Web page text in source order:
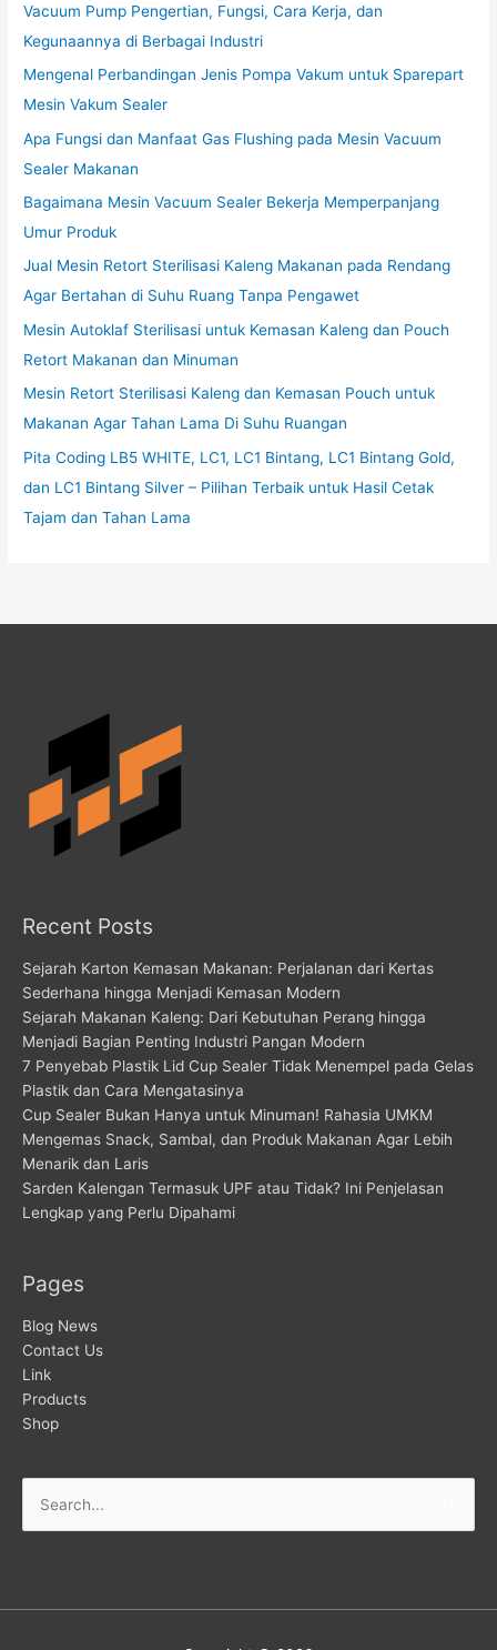
Vacuum Pump Pengertian, Fungsi, Cara Kerja, dan
Kegunaannya di Berbagai Industri
Mengenal Perbandingan Jenis Pompa Vakum untuk Sparepart
Mesin Vakum Sealer
Apa Fungsi dan Manfaat Gas Flushing pada Mesin Vacuum
Sealer Makanan
Bagaimana Mesin Vacuum Sealer Bekerja Memperpanjang
Umur Produk
Jual Mesin Retort Sterilisasi Kaleng Makanan pada Rendang
Agar Bertahan di Suhu Ruang Tanpa Pengawet
Mesin Autoklaf Sterilisasi untuk Kemasan Kaleng dan Pouch
Retort Makanan dan Minuman
Mesin Retort Sterilisasi Kaleng dan Kemasan Pouch untuk
Makanan Agar Tahan Lama Di Suhu Ruangan
Pita Coding LB5 WHITE, LC1, LC1 Bintang, LC1 Bintang Gold,
dan LC1 Bintang Silver – Pilihan Terbaik untuk Hasil Cetak
Tajam dan Tahan Lama
Recent Posts
Sejarah Karton Kemasan Makanan: Perjalanan dari Kertas
Sederhana hingga Menjadi Kemasan Modern
Sejarah Makanan Kaleng: Dari Kebutuhan Perang hingga
Menjadi Bagian Penting Industri Pangan Modern
7 Penyebab Plastik Lid Cup Sealer Tidak Menempel pada Gelas
Plastik dan Cara Mengatasinya
Cup Sealer Bukan Hanya untuk Minuman! Rahasia UMKM
Mengemas Snack, Sambal, dan Produk Makanan Agar Lebih
Menarik dan Laris
Sarden Kalengan Termasuk UPF atau Tidak? Ini Penjelasan
Lengkap yang Perlu Dipahami
Pages
Blog News
Contact Us
Link
Products
Shop